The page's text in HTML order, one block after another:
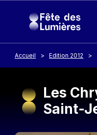
Accueil Edition 2012
Les
Saint-